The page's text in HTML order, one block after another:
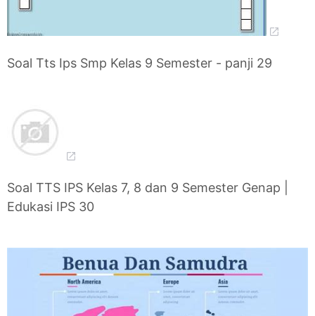
Soal Tts Ips Smp Kelas 9 Semester - panji 29
Soal TTS IPS Kelas 7, 8 dan 9 Semester Genap |
Edukasi IPS 30